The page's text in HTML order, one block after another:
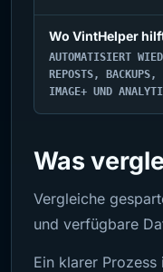
Wo VintHelper
AUTOMATISIERT
REPOSTS,
IMAGE+ UND
Was
Vergleiche
und verfügbare
Ein klarer